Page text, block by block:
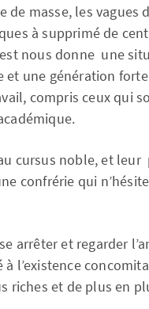
de masse, les vagues
à supprimé de
nous donne une
et une génération
compris ceux qui
cursus noble, et leur
confrérie qui
arrêter et regarder
l’existence
riches et de plus en